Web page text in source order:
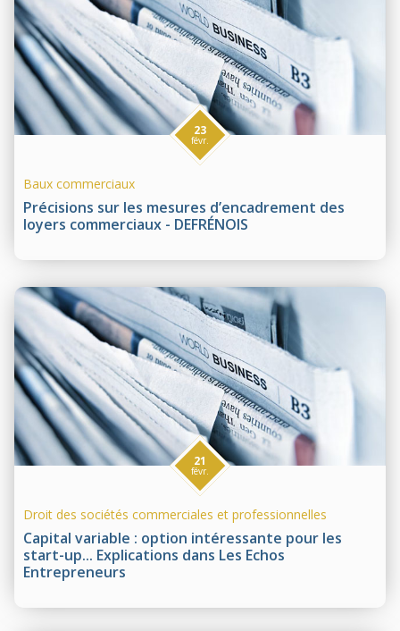
Précisions sur les mesures d’encadrement des
loyers commerciaux - DEFRÉNOIS
23
févr.
Baux commerciaux
Capital variable : option intéressante pour les
start-up... Explications dans Les Echos
Entrepreneurs
21
févr.
Droit des sociétés commerciales et professionnelles